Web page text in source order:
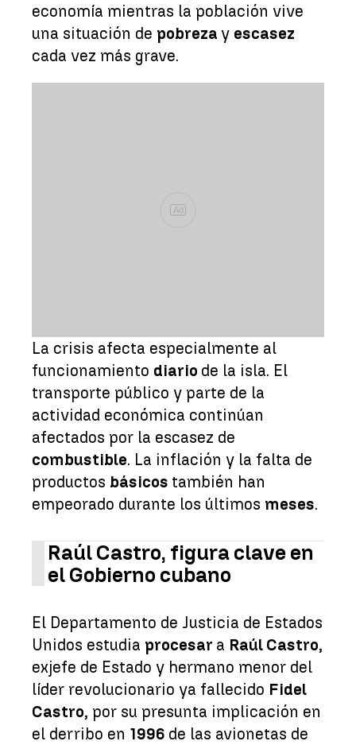
economía mientras la población vive
una situación de pobreza y escasez
cada vez más grave.
Ad
La crisis afecta especialmente al
funcionamiento diario de la isla. El
transporte público y parte de la
actividad económica continúan
afectados por la escasez de
combustible. La inflación y la falta de
productos básicos también han
empeorado durante los últimos meses.
Raúl Castro, figura clave en
el Gobierno cubano
El Departamento de Justicia de Estados
Unidos estudia procesar a Raúl Castro,
exjefe de Estado y hermano menor del
líder revolucionario ya fallecido Fidel
Castro, por su presunta implicación en
el derribo en 1996 de las avionetas de